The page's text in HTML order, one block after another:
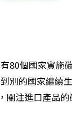
80個國家實施
別的國家繼續
關注進口產品